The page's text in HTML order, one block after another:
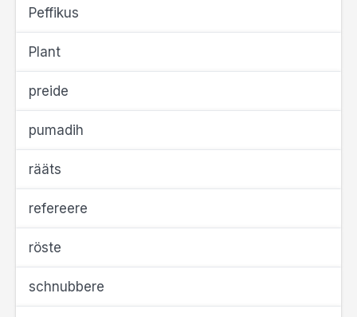
Peffikus
Plant
preide
pumadih
rääts
refereere
röste
schnubbere